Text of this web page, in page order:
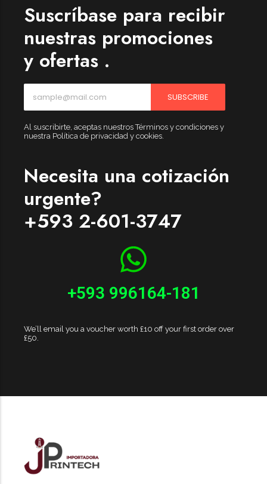
Suscríbase para recibir
nuestras promociones
y ofertas .
SUBSCRIBE
Al suscribirte, aceptas nuestros Términos y condiciones y
nuestra Política de privacidad y cookies.
Necesita una cotización
urgente?
+593 2-601-3747
+593 996164-181
We’ll email you a voucher worth £10 off your first order over
£50.